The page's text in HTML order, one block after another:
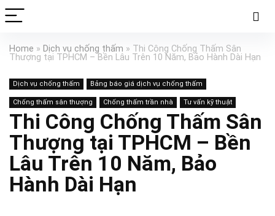
Home » Dịch vụ chống thấm » Thi Công Chống Thấm Sân
Thượng tại TPHCM – Bền Lâu Trên 10 Năm, Bảo Hành Dài Hạn
Dịch vụ chống thấm Bảng báo giá dịch vụ chống thấm
Chống thấm sân thượng Chống thấm trần nhà Tư vấn kỹ thuật
Thi Công Chống Thấm Sân
Thượng tại TPHCM – Bền
Lâu Trên 10 Năm, Bảo
Hành Dài Hạn